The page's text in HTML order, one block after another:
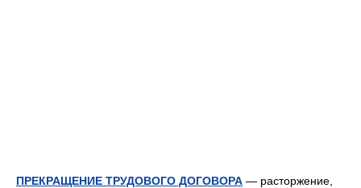
ПРЕКРАЩЕНИЕ ТРУДОВОГО ДОГОВОРА — расторжение,